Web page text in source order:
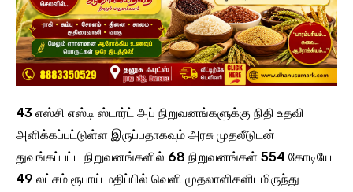
43 எஸ்சி எஸ்டி ஸ்டார்ட் அப் நிறுவனங்களுக்கு நிதி உதவி
அளிக்கப்பட்டுள்ள இருப்பதாகவும் அரசு முதலீடுடன்
துவங்கப்பட்ட நிறுவனங்களில் 68 நிறுவனங்கள் 554 கோடியே
49 லட்சம் ரூபாய் மதிப்பில் வெளி முதலாளிகளிடமிருந்து